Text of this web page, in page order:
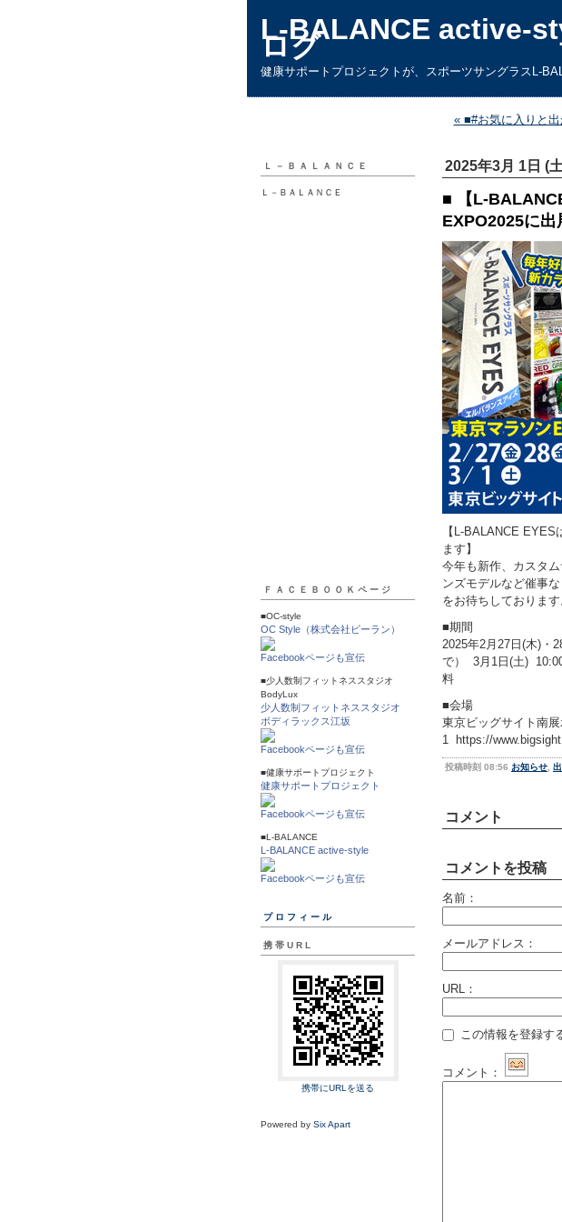
L-BALANCE active-
ログ
健康サポートプロジェクトが、スポーツサングラスL-
Ｌ－ＢＡＬＡＮＣＥ
Ｌ－ＢＡＬＡＮＣＥ
ＦＡＣＥＢＯＯＫページ
■OC-style
OC Style（株式会社ビーラン）
Facebookページも宣伝
■少人数制フィットネススタジオ
BodyLux
少人数制フィットネススタジオ
ボディラックス江坂
Facebookページも宣伝
■健康サポートプロジェクト
健康サポートプロジェクト
Facebookページも宣伝
■L-BALANCE
L-BALANCE active-style
Facebookページも宣伝
プロフィール
携帯URL
携帯にURLを送る
Powered by Six Apart
« ■#お気に入りと
2025年3月 1日 (
■ 【L-
EXPO2025に出
【L-BALANCE
ます】
今年も新作、カスタ
ンズモデルなど催事
をお待ちしておりま
■期間
2025年2月27日(木)・
で） 3月1日(土)
料
■会場
東京ビッグサイト南
1 https://
投稿時刻 08:56 お知らせ,
コメント
コメントを投稿
名前：
メールアドレス：
URL：
この情報を登録す
コメント：